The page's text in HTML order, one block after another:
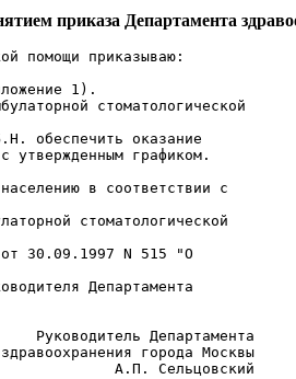
приказа Департамента
помощи приказываю:
1).
стоматологической
обеспечить оказание
утвержденным графиком.
в соответствии с
стоматологической
от 30.09.1997 N 515 "О
Департамента
Руководитель Департамента
города Москвы
А.П. Сельцовский